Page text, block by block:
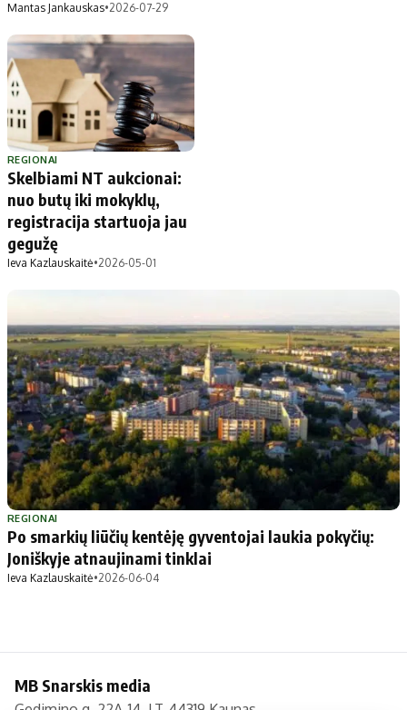
Didžiosios savivaldybės
Vilniaus miesto
Kauno miesto
Klaipėdos miesto
Panevėžio miesto
Šiaulių miesto
Alytaus miesto
Marijampolės
Autoriai
Kontaktai
Privatumo politika
Redakcijos politika
Receptai
Mantas Jankauskas•2026-07-29
REGIONAI
Skelbiami NT aukcionai:
nuo butų iki mokyklų,
registracija startuoja jau
gegužę
Ieva Kazlauskaitė•2026-05-01
REGIONAI
Po smarkių liūčių kentėję gyventojai laukia pokyčių:
Joniškyje atnaujinami tinklai
Ieva Kazlauskaitė•2026-06-04
MB Snarskis media